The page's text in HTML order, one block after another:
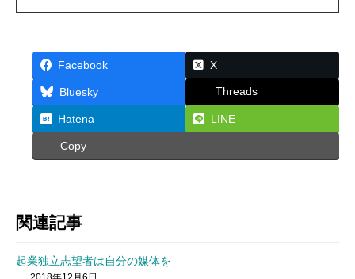
Facebook X
Bluesky Threads
Hatena LINE
Copy
関連記事
起業独立志望者は自分の媒体を